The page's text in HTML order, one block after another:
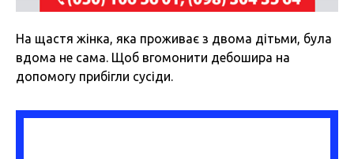
На щастя жінка, яка проживає з двома дітьми, була
вдома не сама. Щоб вгомонити дебошира на
допомогу прибігли сусіди.